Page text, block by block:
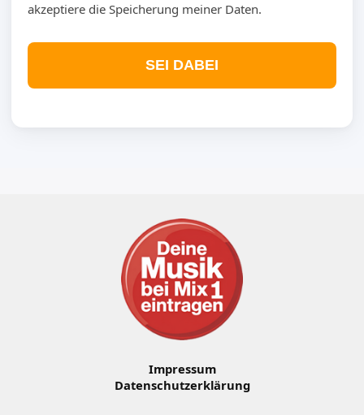
akzeptiere die Speicherung meiner Daten.
SEI DABEI
Impressum
Datenschutzerklärung